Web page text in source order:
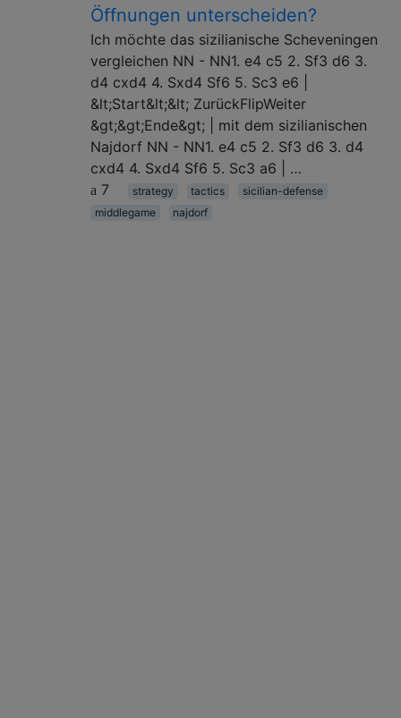
Öffnungen unterscheiden?
Ich möchte das sizilianische Scheveningen
vergleichen NN - NN1. e4 c5 2. Sf3 d6 3.
d4 cxd4 4. Sxd4 Sf6 5. Sc3 e6 |
&lt;Start&lt;&lt; ZurückFlipWeiter
&gt;&gt;Ende&gt; | mit dem sizilianischen
Najdorf NN - NN1. e4 c5 2. Sf3 d6 3. d4
cxd4 4. Sxd4 Sf6 5. Sc3 a6 | …
7
strategy tactics
sicilian-defense
middlegame
najdorf